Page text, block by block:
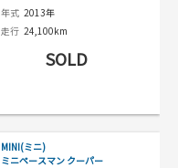
年式 2013年
走行 24,100km
SOLD
MINI(ミニ)
ミニペースマン クーパー